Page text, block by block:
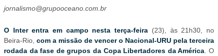
jornalismo@grupooceano.com.br
O Inter entra em campo nesta terça-feira (23), às 21h30, no
Beira-Rio, com a missão de vencer o Nacional-URU pela terceira
rodada da fase de grupos da Copa Libertadores da América . O